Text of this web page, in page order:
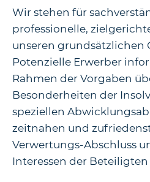
Wir stehen für
professionelle,
unseren grundsätzlichen
Potenzielle Erwerber
Rahmen der Vorgaben
Besonderheiten der
speziellen
zeitnahen und
Verwertungs-Abschluss
Interessen der